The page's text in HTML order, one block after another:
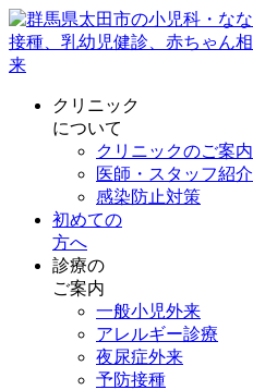
クリニック
について
クリニックのご案内
医師・スタッフ紹介
感染防止対策
初めての
方へ
診療の
ご案内
一般小児外来
アレルギー診療
夜尿症外来
予防接種